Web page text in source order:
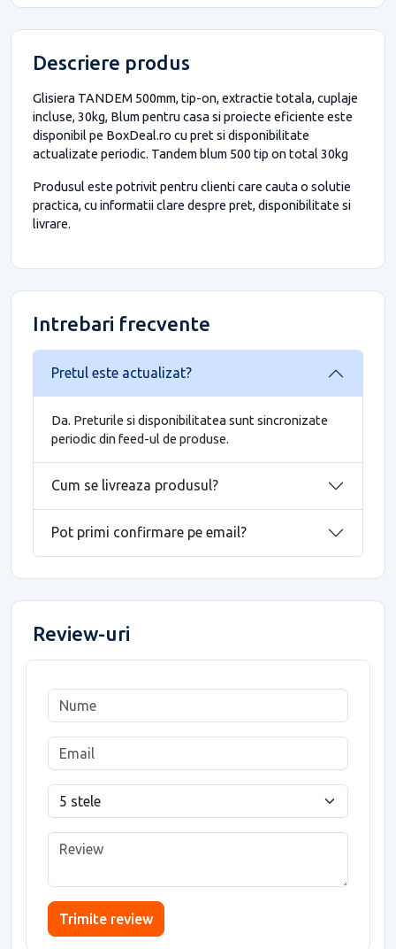
Descriere produs
Glisiera TANDEM 500mm, tip-on, extractie totala, cuplaje
incluse, 30kg, Blum pentru casa si proiecte eficiente este
disponibil pe BoxDeal.ro cu pret si disponibilitate
actualizate periodic. Tandem blum 500 tip on total 30kg
Produsul este potrivit pentru clienti care cauta o solutie
practica, cu informatii clare despre pret, disponibilitate si
livrare.
Intrebari frecvente
Pretul este actualizat?
Da. Preturile si disponibilitatea sunt sincronizate
periodic din feed-ul de produse.
Cum se livreaza produsul?
Pot primi confirmare pe email?
Review-uri
Trimite review